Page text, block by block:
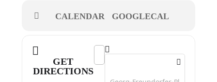
CALENDAR GOOGLECAL
GET
DIRECTIONS
Address - Zirkus Pumpernudl []
Destination Address - Zirkus